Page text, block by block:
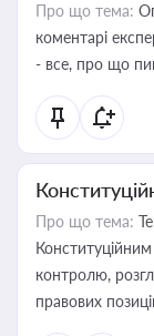
Про що тема:
коментарі
- все, про що
Про що тема:
контролю,
правових